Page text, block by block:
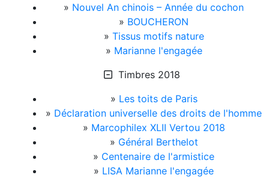
» Nouvel An chinois – Année du cochon
» BOUCHERON
» Tissus motifs nature
» Marianne l'engagée
Timbres 2018
» Les toits de Paris
» Déclaration universelle des droits de l'homme
» Marcophilex XLII Vertou 2018
» Général Berthelot
» Centenaire de l'armistice
» LISA Marianne l'engagée